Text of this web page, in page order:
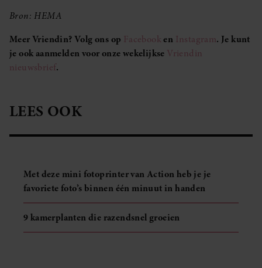
Bron: HEMA
Meer Vriendin? Volg ons op Facebooken Instagram. Je kunt
je ook aanmelden voor onze wekelijkse Vriendin
nieuwsbrief.
LEES OOK
Met deze mini fotoprinter van Action heb je je
favoriete foto’s binnen één minuut in handen
9 kamerplanten die razendsnel groeien